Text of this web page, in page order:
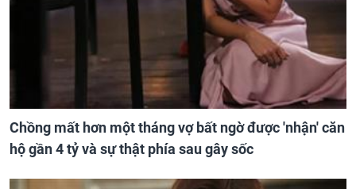
Chồng mất hơn một tháng vợ bất ngờ được 'nhận' căn
hộ gần 4 tỷ và sự thật phía sau gây sốc